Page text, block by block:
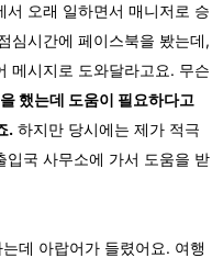
오래 일하면서 매니저로 승
심시간에 페이스북을 봤는데,
메시지로 도와달라고요. 무슨
했는데 도움이 필요하다고
. 하지만 당시에는 제가 적극
입국 사무소에 가서 도움을 받
데 아랍어가 들렸어요. 여행